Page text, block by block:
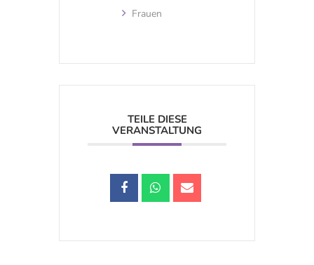
Frauen
TEILE DIESE
VERANSTALTUNG